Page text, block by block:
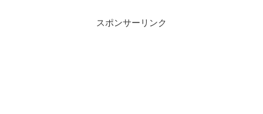
スポンサーリンク